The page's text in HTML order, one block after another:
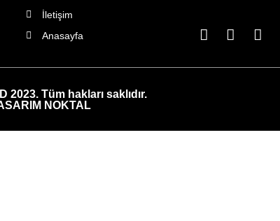
İletişim
Anasayfa
Tüm hakları saklıdır.
NOKTAL